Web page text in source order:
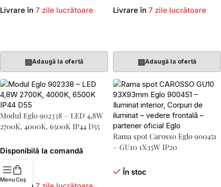
Livrare în 7 zile lucrătoare
▤Adaugă la ofertă
Livrare în 7 zile lucrătoare
▤Adaugă la ofertă
Modul Eglo 902338 – LED 4,8W
2700K, 4000K, 6500K IP44 D55
Disponibilă la comandă
47,16 lei
Rama spot Carosso Eglo 900451
– GU10 1X35W IP20
În stoc
MenuCoș